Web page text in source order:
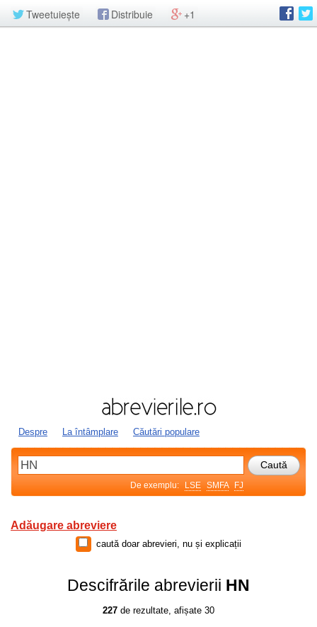
Tweetuiește Distribuie +1
Despre La întâmplare Căutări populare
De exemplu: LSE SMFA FJ
Adăugare abreviere
caută doar abrevieri, nu și explicații
Descifrările abrevierii HN
227 de rezultate, afișate 30